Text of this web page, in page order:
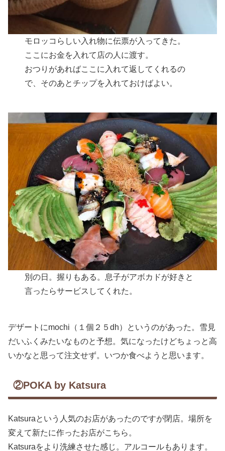
モロッコらしい入れ物に伝票が入ってきた。
ここにお金を入れて店の人に渡す。
おつりがあればここに入れて返してくれるの
で、そのあとチップを入れておけばよい。
別の日。握りもある。息子がアボカドが好きと
言ったらサービスしてくれた。
デザートにmochi（１個２５dh）というのがあった。雪見
だいふくみたいなものと予想。気になったけどちょっと高
いかなと思って注文せず。いつか食べようと思います。
②POKA by Katsura
Katsuraという人気のお店があったのですが閉店。場所を
変えて新たに作ったお店がこちら。
Katsuraをより洗練させた感じ。アルコールもあります。